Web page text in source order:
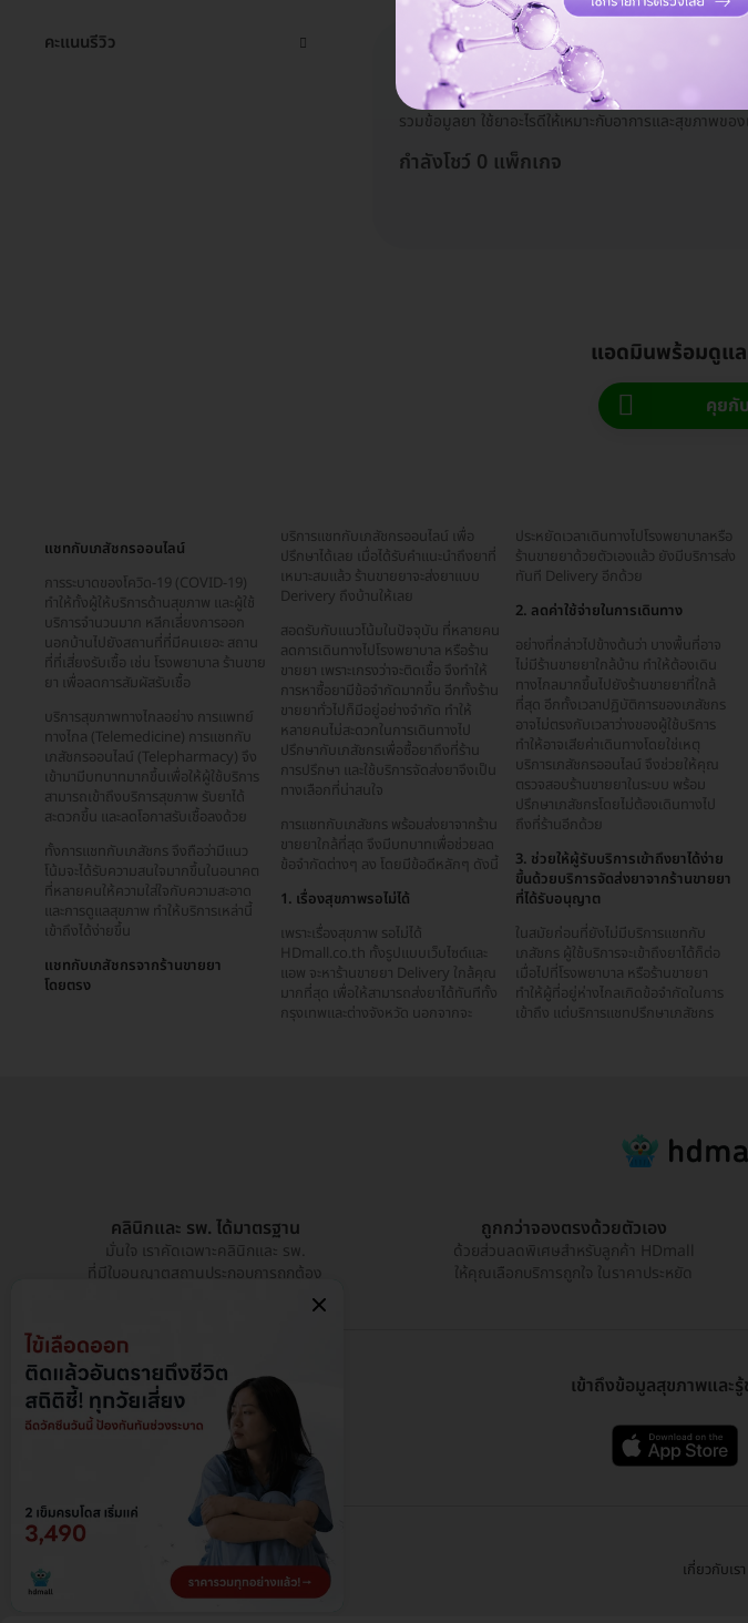
คะแนนรีวิว
รวมข้อมูลยา ปรึกษาผ่านแชทกั
รวมข้อมูลยา ใช้ยาอะไรดีให้เหมาะกับอาการและสุขภาพ
กำลังโชว์ 0 แพ็กเกจ
แอดมินพร้อมดูแ
คุยกั
แชทกับเภสัชกรออนไลน์
การระบาดของโควิด-19 (COVID-19)
ทำให้ทั้งผู้ให้บริการด้านสุขภาพ และผู้ใช้
บริการจำนวนมาก หลีกเลี่ยงการออก
นอกบ้านไปยังสถานที่ที่มีคนเยอะ สถาน
ที่ที่เสี่ยงรับเชื้อ เช่น โรงพยาบาล ร้านขาย
ยา เพื่อลดการสัมผัสรับเชื้อ
บริการสุขภาพทางไกลอย่าง การแพทย์
ทางไกล (Telemedicine) การแชทกับ
เภสัชกรออนไลน์ (Telepharmacy) จึง
เข้ามามีบทบาทมากขึ้นเพื่อให้ผู้ใช้บริการ
สามารถเข้าถึงบริการสุขภาพ รับยาได้
สะดวกขึ้น และลดโอกาสรับเชื้อลงด้วย
ทั้งการแชทกับเภสัชกร จึงถือว่ามีแนว
โน้มจะได้รับความสนใจมากขึ้นในอนาคต
ที่หลายคนให้ความใส่ใจกับความสะอาด
และการดูแลสุขภาพ ทำให้บริการเหล่านี้
เข้าถึงได้ง่ายขึ้น
แชทกับเภสัชกรจากร้านขายยา
โดยตรง
บริการแชทกับเภสัชกรออนไลน์ เพื่อ
ปรึกษาได้เลย เมื่อได้รับคำแนะนำถึงยาที่
เหมาะสมแล้ว ร้านขายยาจะส่งยาแบบ
Derivery ถึงบ้านให้เลย
สอดรับกับแนวโน้มในปัจจุบัน ที่หลายคน
ลดการเดินทางไปโรงพยาบาล หรือร้าน
ขายยา เพราะเกรงว่าจะติดเชื้อ จึงทำให้
การหาซื้อยามีข้อจำกัดมากขึ้น อีกทั้งร้าน
ขายยาทั่วไปก็มีอยู่อย่างจำกัด ทำให้
หลายคนไม่สะดวกในการเดินทางไป
ปรึกษากับเภสัชกรเพื่อซื้อยาถึงที่ร้าน
การปรึกษา และใช้บริการจัดส่งยาจึงเป็น
ทางเลือกที่น่าสนใจ
การแชทกับเภสัชกร พร้อมส่งยาจากร้าน
ขายยาใกล้ที่สุด จึงมีบทบาทเพื่อช่วยลด
ข้อจำกัดต่างๆ ลง โดยมีข้อดีหลักๆ ดังนี้
1. เรื่องสุขภาพรอไม่ได้
เพราะเรื่องสุขภาพ รอไม่ได้
HDmall.co.th ทั้งรูปแบบเว็บไซต์และ
แอพ จะหาร้านขายยา Delivery ใกล้คุณ
มากที่สุด เพื่อให้สามารถส่งยาได้ทันทีทั้ง
กรุงเทพและต่างจังหวัด นอกจากจะ
ประหยัดเวลาเดินทางไปโรงพยาบาลหรือ
ร้านขายยาด้วยตัวเองแล้ว ยังมีบริการส่ง
ทันที Delivery อีกด้วย
2. ลดค่าใช้จ่ายในการเดินทาง
อย่างที่กล่าวไปข้างต้นว่า บางพื้นที่อาจ
ไม่มีร้านขายยาใกล้บ้าน ทำให้ต้องเดิน
ทางไกลมากขึ้นไปยังร้านขายยาที่ใกล้
ที่สุด อีกทั้งเวลาปฏิบัติการของเภสัชกร
อาจไม่ตรงกับเวลาว่างของผู้ใช้บริการ
ทำให้อาจเสียค่าเดินทางโดยใช่เหตุ
บริการเภสัชกรออนไลน์ จึงช่วยให้คุณ
ตรวจสอบร้านขายยาในระบบ พร้อม
ปรึกษาเภสัชกรโดยไม่ต้องเดินทางไป
ถึงที่ร้านอีกด้วย
3. ช่วยให้ผู้รับบริการเข้าถึงยาได้ง่าย
ขึ้นด้วยบริการจัดส่งยาจากร้านขายยา
ที่ได้รับอนุญาต
ในสมัยก่อนที่ยังไม่มีบริการแชทกับ
เภสัชกร ผู้ใช้บริการจะเข้าถึงยาได้ก็ต่อ
เมื่อไปที่โรงพยาบาล หรือร้านขายยา
ทำให้ผู้ที่อยู่ห่างไกลเกิดข้อจำกัดในการ
เข้าถึง แต่บริการแชทปรึกษาเภสัชกร
คลินิกและ รพ. ได้มาตรฐาน
มั่นใจ เราคัดเฉพาะคลินิกและ รพ.
ที่มีใบอนุญาตสถานประกอบการถูกต้อง
ถูกกว่าจองตรงด้วยตัวเอง
ด้วยส่วนลดพิเศษสำหรับลูกค้า HDmall
ให้คุณเลือกบริการถูกใจ ในราคาประหยัด
เข้าถึงข้อมูลสุขภาพและ
@ 2026 HDmall - สงวนลิขสิทธิ์ เกี่ยวกับเรา